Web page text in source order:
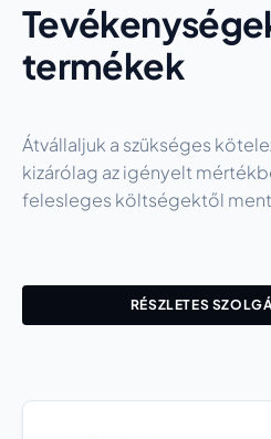
termékek
Átvállaljuk a szükséges
kizárólag az igényelt
felesleges költségektől
RÉSZLETES